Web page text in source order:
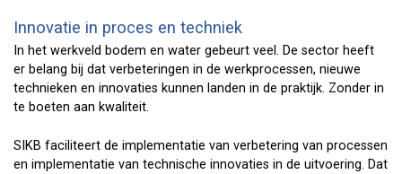
Innovatie in proces en techniek
In het werkveld bodem en water gebeurt veel. De sector heeft
er belang bij dat verbeteringen in de werkprocessen, nieuwe
technieken en innovaties kunnen landen in de praktijk. Zonder in
te boeten aan kwaliteit.
SIKB faciliteert de implementatie van verbetering van processen
en implementatie van technische innovaties in de uitvoering. Dat